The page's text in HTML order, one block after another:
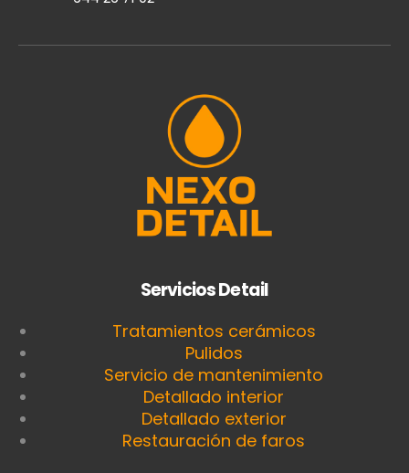
Servicios Detail
Tratamientos cerámicos
Pulidos
Servicio de mantenimiento
Detallado interior
Detallado exterior
Restauración de faros